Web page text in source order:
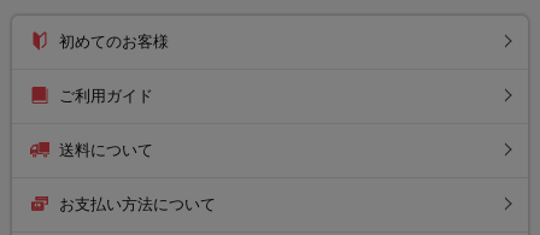
初めてのお客様
ご利用ガイド
送料について
お支払い方法について